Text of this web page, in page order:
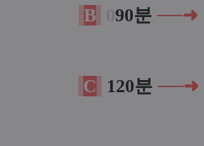
B 90분 ──➜
C 120분 ──➜